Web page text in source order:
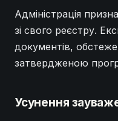
Адміністрація
зі свого реєстру.
документів,
затвердженою
Усунення